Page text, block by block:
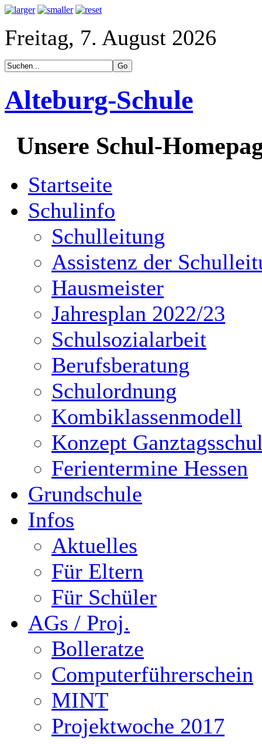
Freitag, 7. August 2026
Alteburg-Schule
Unsere Schul-
Startseite
Schulinfo
Schulleitung
Assistenz der
Hausmeister
Jahresplan 2022/23
Schulsozialarbeit
Berufsberatung
Schulordnung
Kombiklassenmodell
Konzept
Ferientermine Hessen
Grundschule
Infos
Aktuelles
Für Eltern
Für Schüler
AGs / Proj.
Bolleratze
Computerführerschein
MINT
Projektwoche 2017